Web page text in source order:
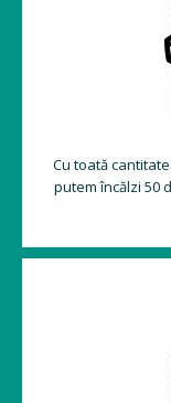
Cu toată
putem încălzi 50